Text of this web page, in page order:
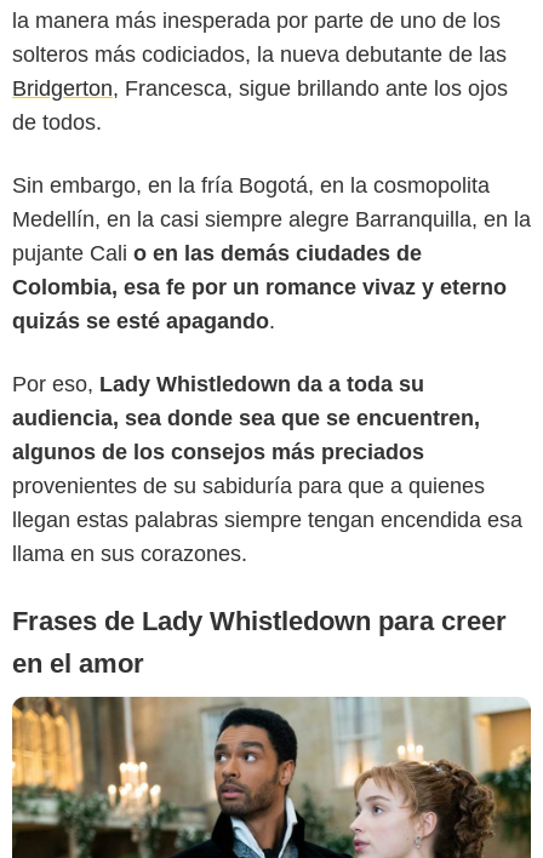
la manera más inesperada por parte de uno de los
solteros más codiciados, la nueva debutante de las
Bridgerton, Francesca, sigue brillando ante los ojos
de todos.
Sin embargo, en la fría Bogotá, en la cosmopolita
Medellín, en la casi siempre alegre Barranquilla, en la
pujante Cali o en las demás ciudades de
Colombia, esa fe por un romance vivaz y eterno
quizás se esté apagando.
Por eso, Lady Whistledown da a toda su
audiencia, sea donde sea que se encuentren,
algunos de los consejos más preciados
provenientes de su sabiduría para que a quienes
llegan estas palabras siempre tengan encendida esa
llama en sus corazones.
Frases de Lady Whistledown para creer
en el amor